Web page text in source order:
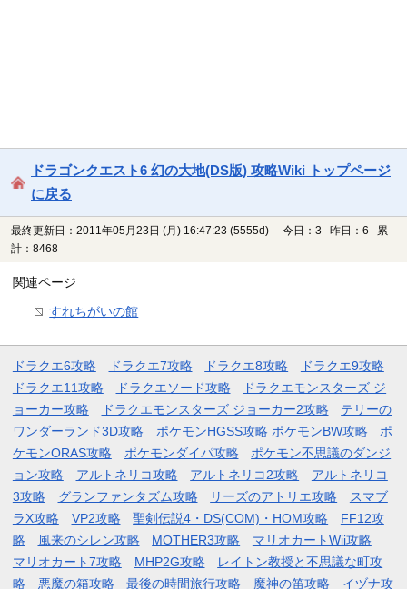
ドラゴンクエスト6 幻の大地(DS版) 攻略Wiki トップページ
に戻る
最終更新日：2011年05月23日 (月) 16:47:23 (5555d)
今日：3 昨日：6 累
計：8468
関連ページ
すれちがいの館
ドラクエ6攻略 ドラクエ7攻略 ドラクエ8攻略
ドラクエ9攻略
ドラクエ11攻略
ドラクエソード攻略
ドラクエモンスターズ ジ
ョーカー攻略
ドラクエモンスターズ ジョーカー2攻略
テリーの
ワンダーランド3D攻略
ポケモンHGSS攻略 ポケモンBW攻略
ポ
ケモンORAS攻略
ポケモンダイパ攻略
ポケモン不思議のダンジ
ョン攻略
アルトネリコ攻略 アルトネリコ2攻略
アルトネリコ
3攻略
グランファンタズム攻略 リーズのアトリエ攻略
スマブ
ラX攻略
VP2攻略 聖剣伝説4・DS(COM)・HOM攻略
FF12攻
略
風来のシレン攻略 MOTHER3攻略
マリオカートWii攻略
マリオカート7攻略
MHP2G攻略
レイトン教授と不思議な町攻
略
悪魔の箱攻略 最後の時間旅行攻略 魔神の笛攻略 イヅナ攻